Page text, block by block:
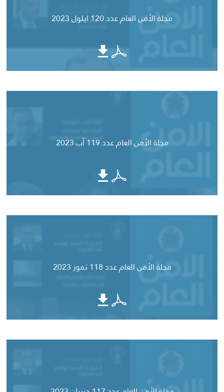
مجلة الأمن العام عدد 120 ايلول 2023
مجلة الأمن العام عدد 119 آب 2023
مجلة الأمن العام عدد 118 تموز 2023